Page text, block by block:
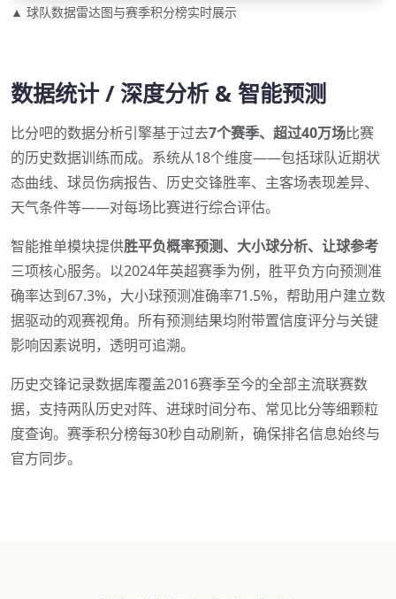
▲ 球队数据雷达图与赛季积分榜实时展示
数据统计 / 深度分析 & 智能预测
比分吧的数据分析引擎基于过去7个赛季、超过40万场比赛
的历史数据训练而成。系统从18个维度——包括球队近期状
态曲线、球员伤病报告、历史交锋胜率、主客场表现差异、
天气条件等——对每场比赛进行综合评估。
智能推单模块提供胜平负概率预测、大小球分析、让球参考
三项核心服务。以2024年英超赛季为例，胜平负方向预测准
确率达到67.3%，大小球预测准确率71.5%，帮助用户建立数
据驱动的观赛视角。所有预测结果均附带置信度评分与关键
影响因素说明，透明可追溯。
历史交锋记录数据库覆盖2016赛季至今的全部主流联赛数
据，支持两队历史对阵、进球时间分布、常见比分等细颗粒
度查询。赛季积分榜每30秒自动刷新，确保排名信息始终与
官方同步。